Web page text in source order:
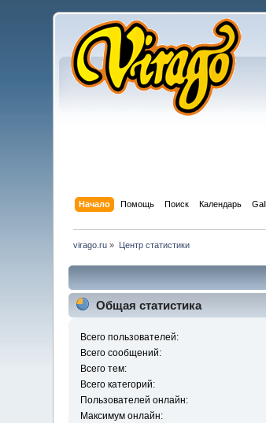
Начало Помощь Поиск Календарь
virago.ru » Центр статистики
Общая статистика
Всего пользователей:
Всего сообщений:
Всего тем:
Всего категорий:
Пользователей онлайн:
Максимум онлайн: